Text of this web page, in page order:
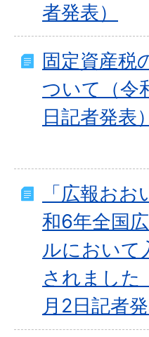
者発表）
固定資産税
ついて（令
日記者発表）
「広報お
和6年全国
ルにおいて
されました
月2日記者発